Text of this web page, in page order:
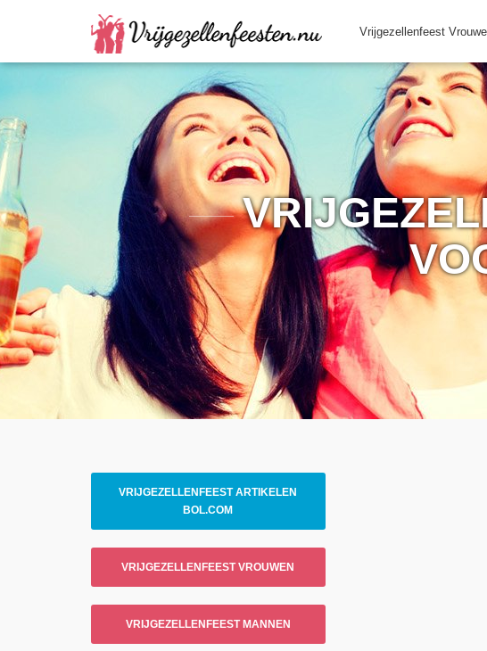
Vrijgezellenfeest
VRIJGEZELLENFEEST ARTIKELEN
BOL.COM
VRIJGEZELLENFEEST VROUWEN
VRIJGEZELLENFEEST MANNEN